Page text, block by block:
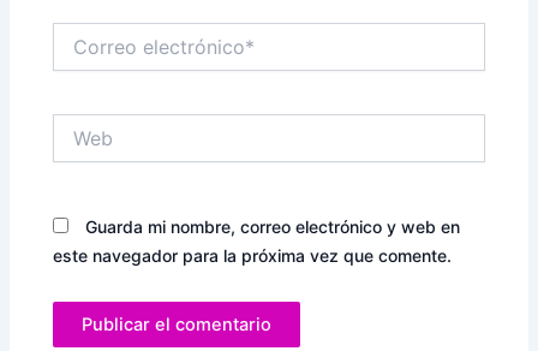
electrónico*
Guarda mi nombre, correo electrónico y web en
este navegador para la próxima vez que comente.